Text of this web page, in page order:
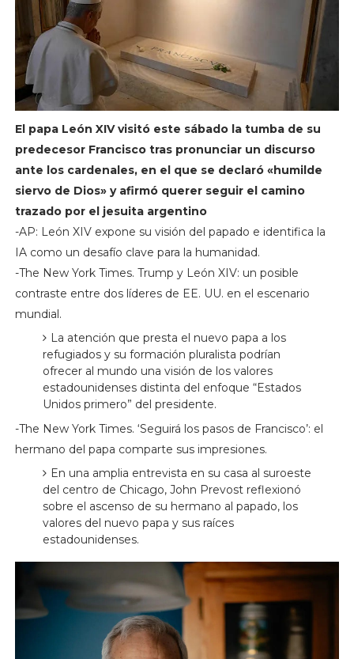
El papa León XIV visitó este sábado la tumba de su
predecesor Francisco tras pronunciar un discurso
ante los cardenales, en el que se declaró «humilde
siervo de Dios» y afirmó querer seguir el camino
trazado por el jesuita argentino
-AP: León XIV expone su visión del papado e identifica la
IA como un desafío clave para la humanidad.
-The New York Times. Trump y León XIV: un posible
contraste entre dos líderes de EE. UU. en el escenario
mundial.
La atención que presta el nuevo papa a los
refugiados y su formación pluralista podrían
ofrecer al mundo una visión de los valores
estadounidenses distinta del enfoque “Estados
Unidos primero” del presidente.
-The New York Times. ‘Seguirá los pasos de Francisco’: el
hermano del papa comparte sus impresiones.
En una amplia entrevista en su casa al suroeste
del centro de Chicago, John Prevost reflexionó
sobre el ascenso de su hermano al papado, los
valores del nuevo papa y sus raíces
estadounidenses.